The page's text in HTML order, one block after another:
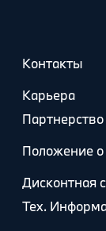
Контакты
Карьера
Партнерство
Положение о
Дисконтная
Тех.